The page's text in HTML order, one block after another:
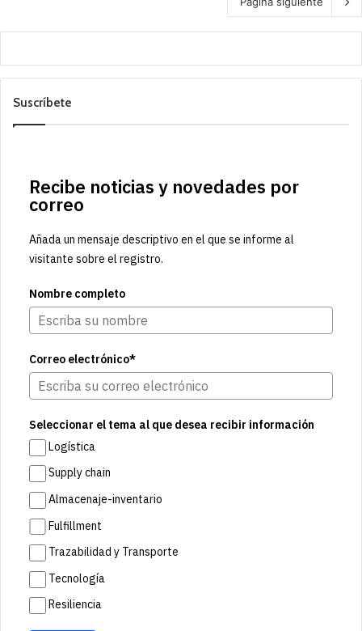
Suscríbete
Recibe noticias y novedades por
correo
Añada un mensaje descriptivo en el que se informe al
visitante sobre el registro.
Nombre completo
Correo electrónico*
Seleccionar el tema al que desea recibir información
Logística
Supply chain
Almacenaje-inventario
Fulfillment
Trazabilidad y Transporte
Tecnología
Resiliencia